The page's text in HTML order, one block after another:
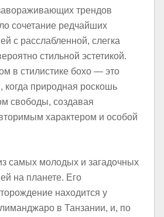
трендов
сочетание редчайших
с расслабленной, слегка
стильной эстетикой.
в стилистике бохо — это
когда природная роскошь
свободы, создавая
характером и особой
самых молодых и загадочных
на планете. Его
находится у
в Танзании, и, по